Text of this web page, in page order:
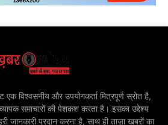
विश्वसनीय और उपयोगकर्ता मित्रपूर्ण स्रोत है,
समाचारों की पेशकश करता है। इसका उद्देश्य
जानकारी प्रदान करना है, साथ ही ताज़ा खबरों का